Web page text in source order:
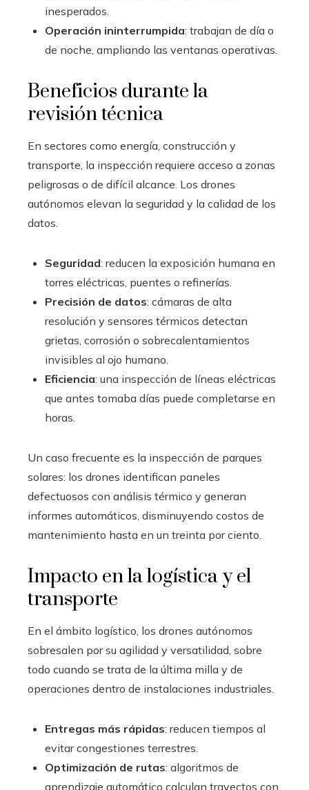
inesperados.
Operación ininterrumpida: trabajan de día o
de noche, ampliando las ventanas operativas.
Beneficios durante la
revisión técnica
En sectores como energía, construcción y
transporte, la inspección requiere acceso a zonas
peligrosas o de difícil alcance. Los drones
autónomos elevan la seguridad y la calidad de los
datos.
Seguridad: reducen la exposición humana en
torres eléctricas, puentes o refinerías.
Precisión de datos: cámaras de alta
resolución y sensores térmicos detectan
grietas, corrosión o sobrecalentamientos
invisibles al ojo humano.
Eficiencia: una inspección de líneas eléctricas
que antes tomaba días puede completarse en
horas.
Un caso frecuente es la inspección de parques
solares: los drones identifican paneles
defectuosos con análisis térmico y generan
informes automáticos, disminuyendo costos de
mantenimiento hasta en un treinta por ciento.
Impacto en la logística y el
transporte
En el ámbito logístico, los drones autónomos
sobresalen por su agilidad y versatilidad, sobre
todo cuando se trata de la última milla y de
operaciones dentro de instalaciones industriales.
Entregas más rápidas: reducen tiempos al
evitar congestiones terrestres.
Optimización de rutas: algoritmos de
aprendizaje automático calculan trayectos con